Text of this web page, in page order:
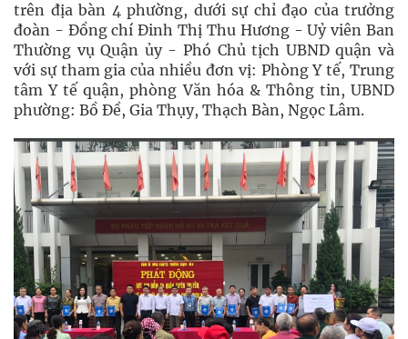
trên địa bàn 4 phường, dưới sự chỉ đạo của trưởng
đoàn - Đồng chí Đinh Thị Thu Hương - Uỷ viên Ban
Thường vụ Quận ủy - Phó Chủ tịch UBND quận và
với sự tham gia của nhiều đơn vị: Phòng Y tế, Trung
tâm Y tế quận, phòng Văn hóa & Thông tin, UBND
phường: Bồ Đề, Gia Thụy, Thạch Bàn, Ngọc Lâm.